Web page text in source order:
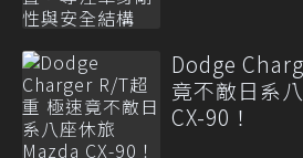
Dodge
竟不敵日系
CX-90！